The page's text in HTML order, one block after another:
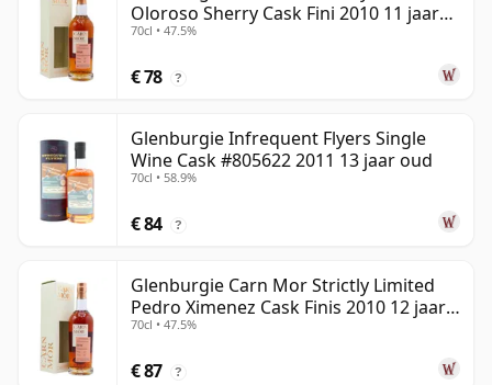
Oloroso Sherry Cask Fini 2010 11 jaar
oud
70cl • 47.5%
€ 78 ?
Glenburgie Infrequent Flyers Single
Wine Cask #805622 2011 13 jaar oud
70cl • 58.9%
€ 84 ?
Glenburgie Carn Mor Strictly Limited
Pedro Ximenez Cask Finis 2010 12 jaar
oud
70cl • 47.5%
€ 87 ?